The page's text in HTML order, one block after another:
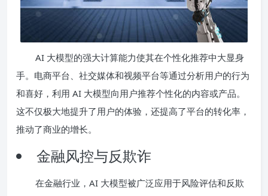
AI 大模型的强大计算能力使其在个性化推荐中大显身
手。电商平台、社交媒体和视频平台等通过分析用户的行为
和喜好，利用 AI 大模型向用户推荐个性化的内容或产品。
这不仅极大地提升了用户的体验，还提高了平台的转化率，
推动了商业的增长。
金融风控与反欺诈
在金融行业，AI 大模型被广泛应用于风险评估和反欺